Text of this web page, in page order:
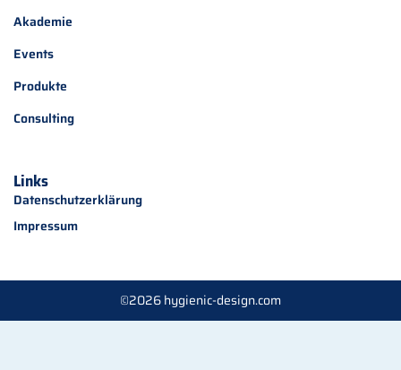
Akademie
Events
Produkte
Consulting
Links
Datenschutzerklärung
Impressum
©2026 hygienic-design.com